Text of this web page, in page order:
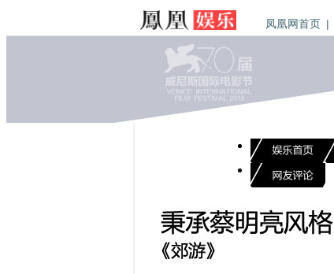
凤凰网首页 |